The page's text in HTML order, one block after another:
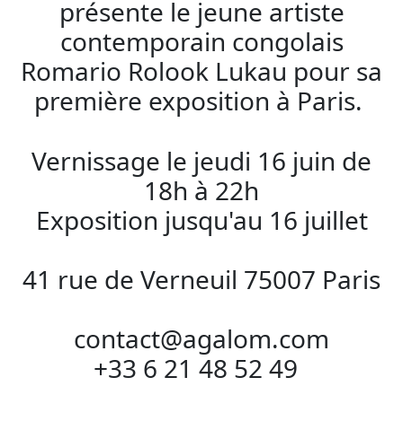
présente le jeune artiste
contemporain congolais
Romario Rolook Lukau pour sa
première exposition à Paris.
Vernissage le jeudi 16 juin de
18h à 22h
Exposition jusqu'au 16 juillet
41 rue de Verneuil 75007 Paris
contact@agalom.com
+33 6 21 48 52 49